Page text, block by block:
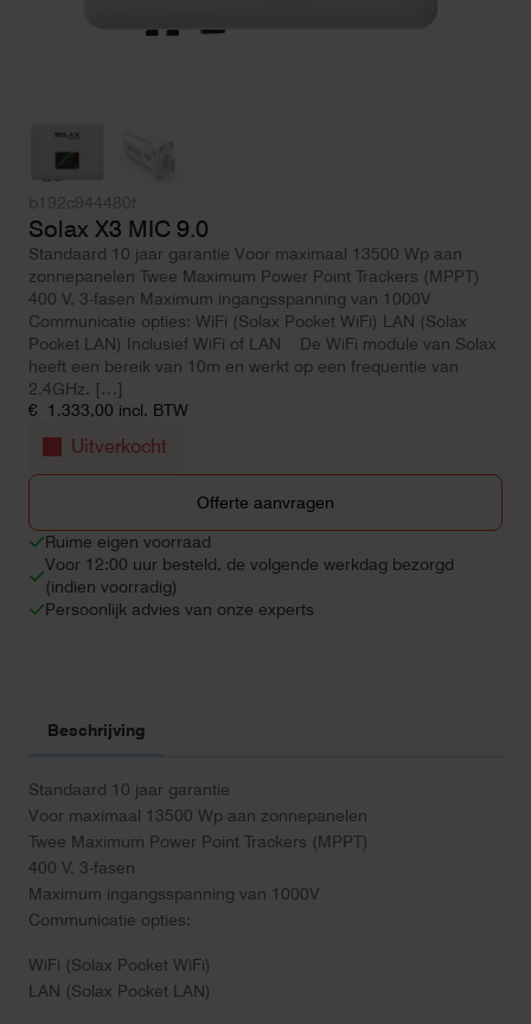
Solax X3 MIC 9.0
Standaard 10 jaar garantie Voor maximaal 13500 Wp aan
zonnepanelen Twee Maximum Power Point Trackers (MPPT)
400 V, 3-fasen Maximum ingangsspanning van 1000V
Communicatie opties: WiFi (Solax Pocket WiFi) LAN (Solax
Pocket LAN) Inclusief WiFi of LAN De WiFi module van Solax
heeft een bereik van 10m en werkt op een frequentie van
2.4GHz. […]
€ 1.333,00 incl. BTW
Uitverkocht
Offerte aanvragen
Ruime eigen voorraad
Voor 12:00 uur besteld, de volgende werkdag bezorgd
(indien voorradig)
Persoonlijk advies van onze experts
Beschrijving
Standaard 10 jaar garantie
Voor maximaal 13500 Wp aan zonnepanelen
Twee Maximum Power Point Trackers (MPPT)
400 V, 3-fasen
Maximum ingangsspanning van 1000V
Communicatie opties:
WiFi (Solax Pocket WiFi)
LAN (Solax Pocket LAN)